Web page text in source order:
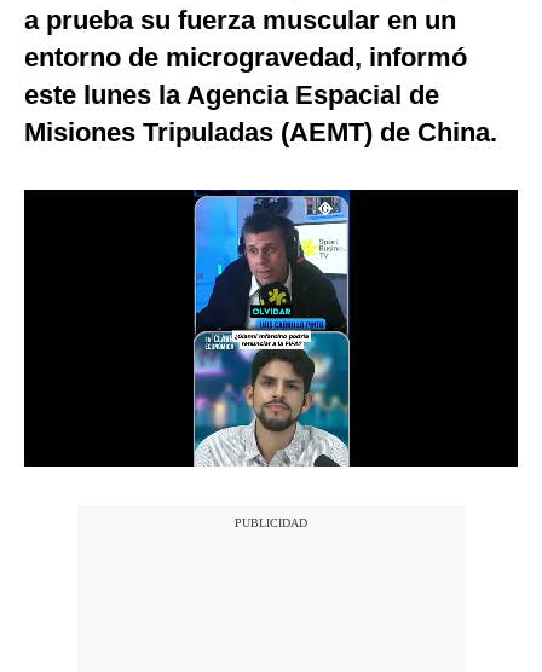
Club del Suscriptor
Mix
G de Gestión
a prueba su fuerza muscular en un
entorno de microgravedad, informó
este lunes la Agencia Espacial de
Misiones Tripuladas (AEMT) de China.